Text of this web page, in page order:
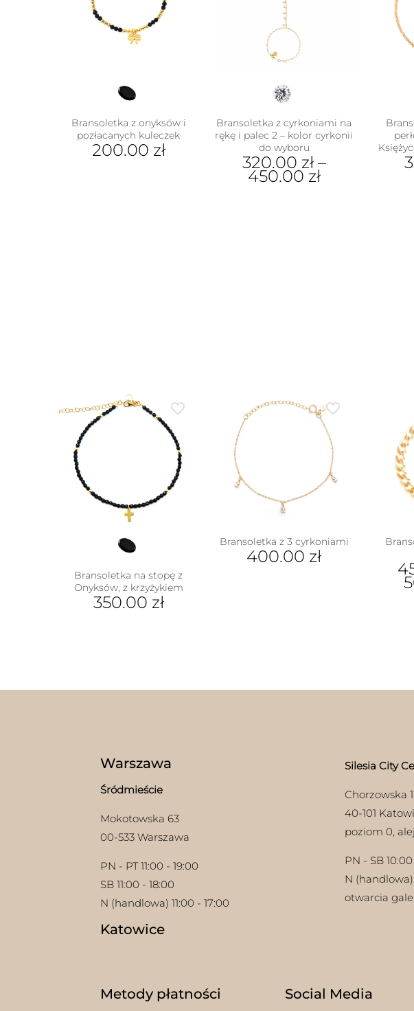
Bransoletka z onyksów i
pozłacanych kuleczek
200.00 zł
Bransoletka z cyrkoniami na
rękę i palec 2 – kolor cyrkonii
do wyboru
320.00 zł–
450.00 zł
Bransoletka na stopę z
Onyksów, z krzyżykiem
350.00 zł
Bransoletka z 3 cyrkoniami
400.00 zł
Warszawa
Śródmieście
Mokotowska 63
00-533 Warszawa
PN - PT 11:00 - 19:00
SB 11:00 - 18:00
N (handlowa) 11:00 - 17:00
Katowice
Silesia City
Chorzowska
40-101
poziom 0,
PN - SB
N
otwarcia
Metody płatności Social Media